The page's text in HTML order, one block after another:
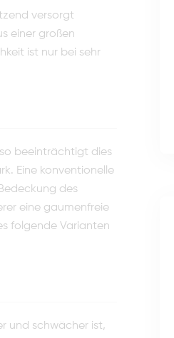
versorgt
einer großen
ist nur bei sehr
beeinträchtigt dies
Eine konventionelle
des
eine gaumenfreie
folgende Varianten
und schwächer ist,